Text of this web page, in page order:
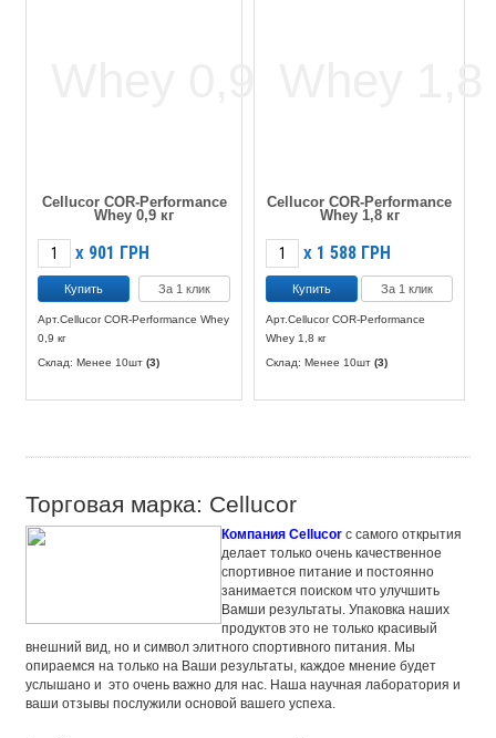
Cellucor COR-Performance
Whey 0,9 кг
X 901 ГРН
За 1 клик
Арт.Cellucor COR-Performance Whey
0,9 кг
Склад: Менее 10шт (3)
Cellucor COR-Performance
Whey 1,8 кг
X 1 588 ГРН
За 1 клик
Арт.Cellucor COR-Performance
Whey 1,8 кг
Склад: Менее 10шт (3)
Торговая марка: Cellucor
Компания Cellucor с самого открытия
делает только очень качественное
спортивное питание и постоянно
занимается поиском что улучшить
Вамши результаты. Упаковка наших
продуктов это не только красивый
внешний вид, но и символ элитного спортивного питания. Мы
опираемся на только на Ваши результаты, каждое мнение будет
услышано и это очень важно для нас. Наша научная лаборатория и
ваши отзывы послужили основой вашего успеха.